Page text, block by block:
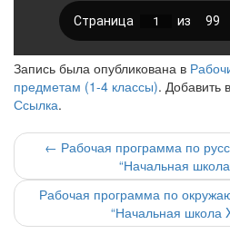
Запись была опубликована в
предметам (1-4 классы). Добавить
Ссылка.
Навигация
по
записи
← Рабочая программа по
“Начальная
Рабочая программа по
“Начальная школа